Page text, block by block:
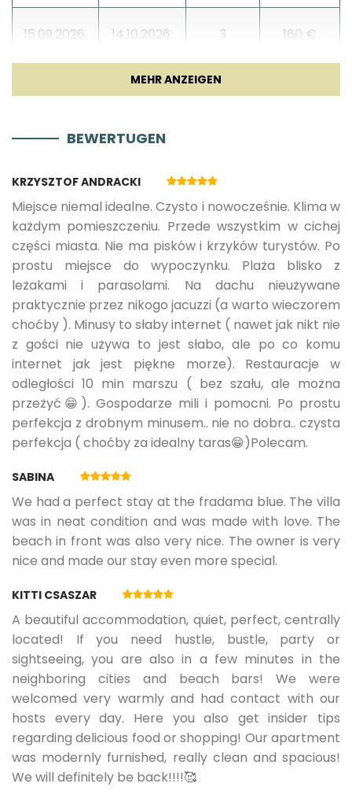
15.09.2026. 14.10.2026. 3 160 €
10.05.2027. 3
11.05.2027. 07.06.2027.
22.06.2027. 28.06.2027. 3 240 €
29.06.2027. 30.08.2027. 5 280 €
31.08.2027. 13.09.2027. 3 240 €
14.09.2027. 13.10.2027. 3 160 €
*** Haustiere dürfen nicht auf Betten und Sofas
gehen. Der Besitzer ist verpflichtet, nach Haustieren
aufzuräumen. ***
BEWERTUGEN
KRZYSZTOF ANDRACKI
Miejsce niemal idealne. Czysto i nowocześnie. Klima w
każdym pomieszczeniu. Przede wszystkim w cichej
części miasta. Nie ma pisków i krzyków turystów. Po
prostu miejsce do wypoczynku. Plaża blisko z
leżakami i parasolami. Na dachu nieużywane
praktycznie przez nikogo jacuzzi (a warto wieczorem
choćby ). Minusy to słaby internet ( nawet jak nikt nie
z gości nie używa to jest słabo, ale po co komu
internet jak jest piękne morze). Restauracje w
odległości 10 min marszu ( bez szału, ale można
przeżyć😁). Gospodarze mili i pomocni. Po prostu
perfekcja z drobnym minusem.. nie no dobra.. czysta
perfekcja ( choćby za idealny taras😁)Polecam.
SABINA
We had a perfect stay at the fradama blue. The villa
was in neat condition and was made with love. The
beach in front was also very nice. The owner is very
nice and made our stay even more special.
KITTI CSASZAR
A beautiful accommodation, quiet, perfect, centrally
located! If you need hustle, bustle, party or
sightseeing, you are also in a few minutes in the
neighboring cities and beach bars! We were
welcomed very warmly and had contact with our
hosts every day. Here you also get insider tips
regarding delicious food or shopping! Our apartment
was modernly furnished, really clean and spacious!
We will definitely be back!!!!🥰